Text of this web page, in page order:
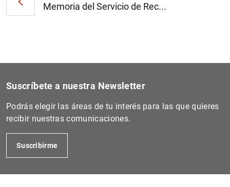
Memoria del Servicio de Rec...
Suscríbete a nuestra Newsletter
Podrás elegir las áreas de tu interés para las que quieres
recibir nuestras comunicaciones.
Suscribirme